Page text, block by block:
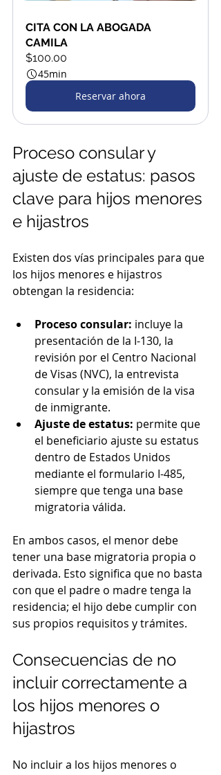
CITA CON LA ABOGADA
CAMILA
$100.00
45min
Reservar ahora
Proceso consular y
ajuste de estatus: pasos
clave para hijos menores
e hijastros
Existen dos vías principales para que
los hijos menores e hijastros
obtengan la residencia:
Proceso consular: incluye la
presentación de la I-130, la
revisión por el Centro Nacional
de Visas (NVC), la entrevista
consular y la emisión de la visa
de inmigrante.
Ajuste de estatus: permite que
el beneficiario ajuste su estatus
dentro de Estados Unidos
mediante el formulario I-485,
siempre que tenga una base
migratoria válida.
En ambos casos, el menor debe
tener una base migratoria propia o
derivada. Esto significa que no basta
con que el padre o madre tenga la
residencia; el hijo debe cumplir con
sus propios requisitos y trámites.
Consecuencias de no
incluir correctamente a
los hijos menores o
hijastros
No incluir a los hijos menores o